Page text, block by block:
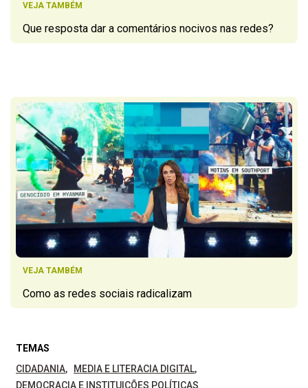
VEJA TAMBÉM
Que resposta dar a comentários nocivos nas redes?
VEJA TAMBÉM
Como as redes sociais radicalizam
TEMAS
CIDADANIA
MEDIA E LITERACIA DIGITAL
DEMOCRACIA E INSTITUIÇÕES POLÍTICAS